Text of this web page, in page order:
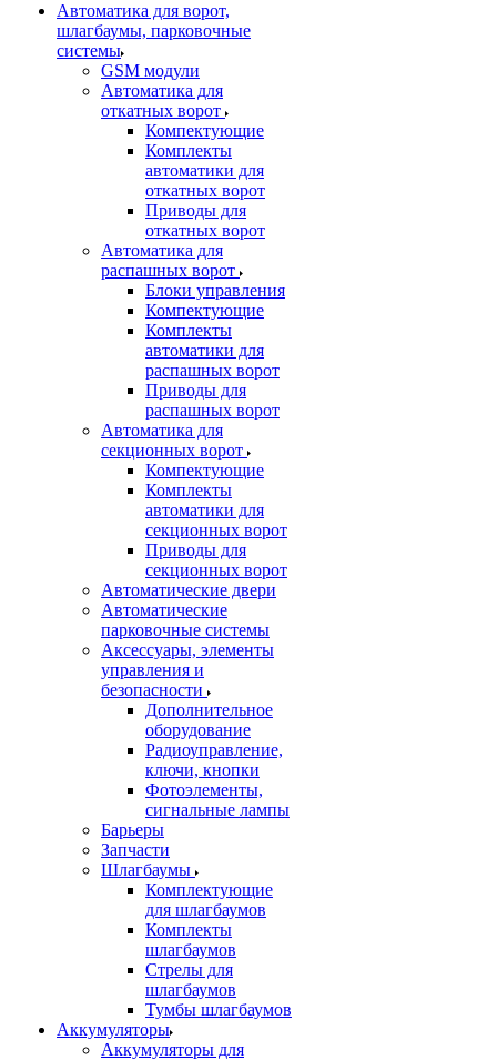
Автоматика для ворот,
шлагбаумы, парковочные
системы
GSM модули
Автоматика для
откатных ворот
Компектующие
Комплекты
автоматики для
откатных ворот
Приводы для
откатных ворот
Автоматика для
распашных ворот
Блоки управления
Компектующие
Комплекты
автоматики для
распашных ворот
Приводы для
распашных ворот
Автоматика для
секционных ворот
Компектующие
Комплекты
автоматики для
секционных ворот
Приводы для
секционных ворот
Автоматические двери
Автоматические
парковочные системы
Аксессуары, элементы
управления и
безопасности
Дополнительное
оборудование
Радиоуправление,
ключи, кнопки
Фотоэлементы,
сигнальные лампы
Барьеры
Запчасти
Шлагбаумы
Комплектующие
для шлагбаумов
Комплекты
шлагбаумов
Стрелы для
шлагбаумов
Тумбы шлагбаумов
Аккумуляторы
Аккумуляторы для